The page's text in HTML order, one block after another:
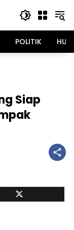
POLITIK
Siap